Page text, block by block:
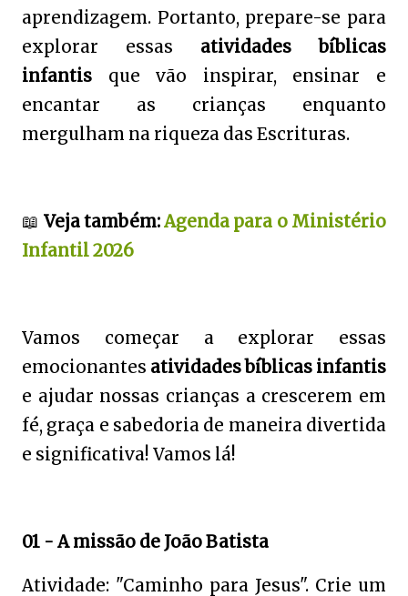
aprendizagem. Portanto, prepare-se para
explorar essas atividades bíblicas
infantis que vão inspirar, ensinar e
encantar as crianças enquanto
mergulham na riqueza das Escrituras.
📖 Veja também:Agenda para o Ministério
Infantil 2026
Vamos começar a explorar essas
emocionantes atividades bíblicas infantis
e ajudar nossas crianças a crescerem em
fé, graça e sabedoria de maneira divertida
e significativa! Vamos lá!
01 - A missão de João Batista
Atividade: "Caminho para Jesus". Crie um